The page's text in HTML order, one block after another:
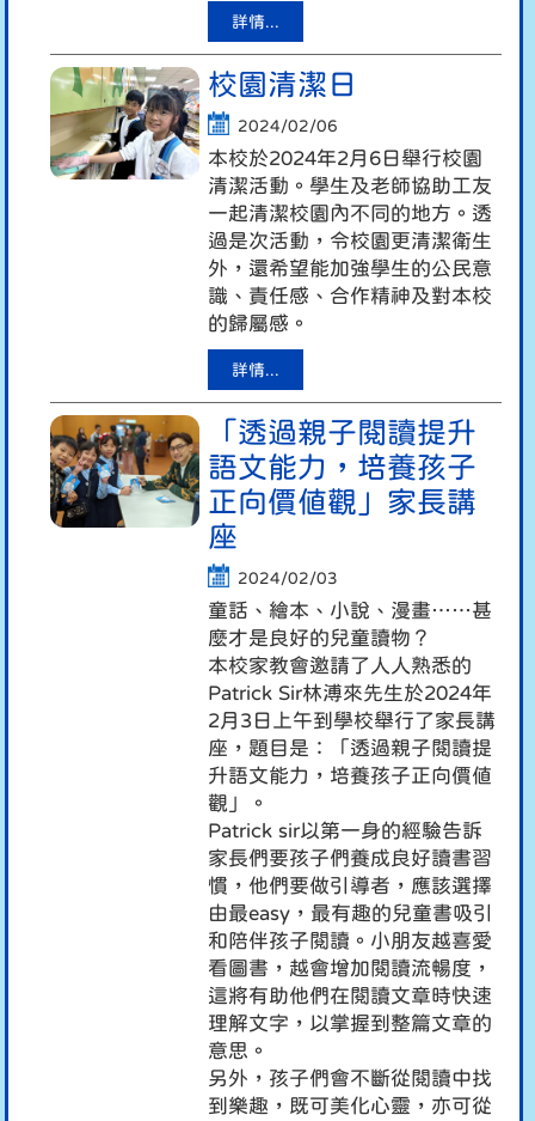
詳情...
校園清潔日
2024/02/06
本校於2024年2月6日舉行校園
清潔活動。學生及老師協助工友
一起清潔校園內不同的地方。透
過是次活動，令校園更清潔衛生
外，還希望能加強學生的公民意
識、責任感、合作精神及對本校
的歸屬感。
詳情...
「透過親子閱讀提升
語文能力，培養孩子
正向價值觀」家長講
座
2024/02/03
童話、繪本、小說、漫畫……甚
麼才是良好的兒童讀物？
本校家教會邀請了人人熟悉的
Patrick Sir林溥來先生於2024年
2月3日上午到學校舉行了家長講
座，題目是：「透過親子閱讀提
升語文能力，培養孩子正向價值
觀」。
Patrick sir以第一身的經驗告訴
家長們要孩子們養成良好讀書習
慣，他們要做引導者，應該選擇
由最easy，最有趣的兒童書吸引
和陪伴孩子閱讀。小朋友越喜愛
看圖書，越會增加閱讀流暢度，
這將有助他們在閱讀文章時快速
理解文字，以掌握到整篇文章的
意思。
另外，孩子們會不斷從閱讀中找
到樂趣，既可美化心靈，亦可從